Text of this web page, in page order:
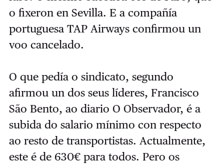
o fixeron en Sevilla. E a compañía
portuguesa TAP Airways confirmou un
voo cancelado.
O que pedía o sindicato, segundo
afirmou un dos seus líderes, Francisco
São Bento, ao diario O Observador, é a
subida do salario mínimo con respecto
ao resto de transportistas. Actualmente,
este é de 630€ para todos. Pero os